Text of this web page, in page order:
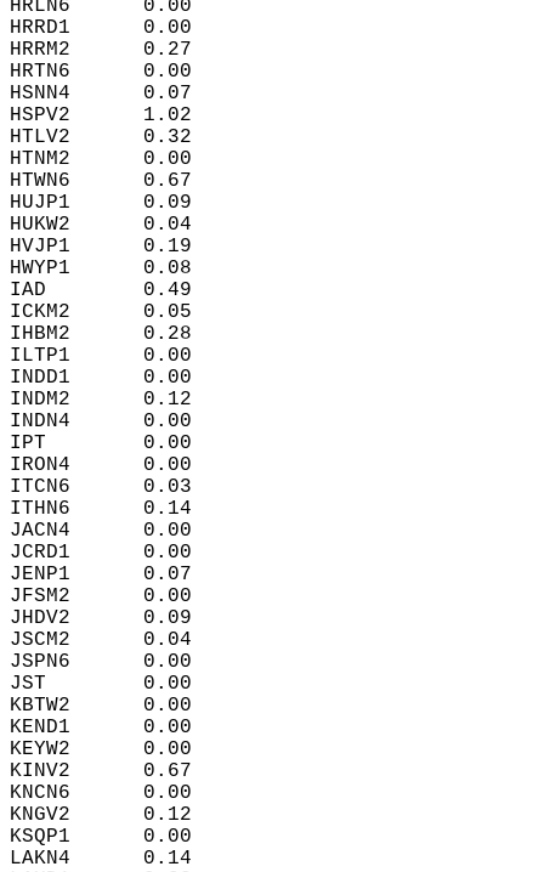
HRLN6      0.00
HRRD1      0.00
HRRM2      0.27
HRTN6      0.00
HSNN4      0.07
HSPV2      1.02
HTLV2      0.32
HTNM2      0.00
HTWN6      0.67
HUJP1      0.09
HUKW2      0.04
HVJP1      0.19
HWYP1      0.08
IAD        0.49
ICKM2      0.05
IHBM2      0.28
ILTP1      0.00
INDD1      0.00
INDM2      0.12
INDN4      0.00
IPT        0.00
IRON4      0.00
ITCN6      0.03
ITHN6      0.14
JACN4      0.00
JCRD1      0.00
JENP1      0.07
JFSM2      0.00
JHDV2      0.09
JSCM2      0.04
JSPN6      0.00
JST        0.00
KBTW2      0.00
KEND1      0.00
KEYW2      0.00
KINV2      0.67
KNCN6      0.00
KNGV2      0.12
KSQP1      0.00
LAKN4      0.14